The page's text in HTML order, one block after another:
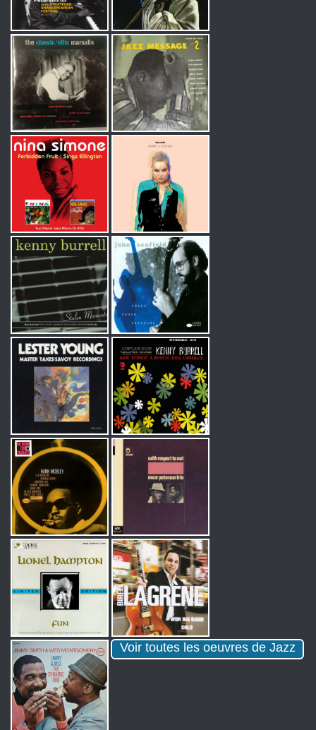
Voir toutes les oeuvres de Jazz